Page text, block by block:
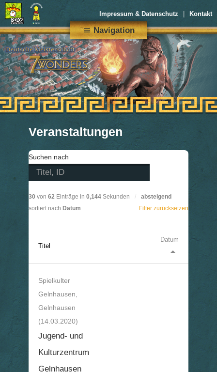
Impressum & Datenschutz Kontakt
menu Navigation
Veranstaltungen
Suchen nach
30 von 62 Einträge in 0,144 Sekunden /
absteigend
sortiert nach Datum Filter zurücksetzen
Titel
Datum
arrow_drop_up
Spielkulter
Gelnhausen,
Gelnhausen
(14.03.2020)
Jugend- und
Kulturzentrum
Gelnhausen